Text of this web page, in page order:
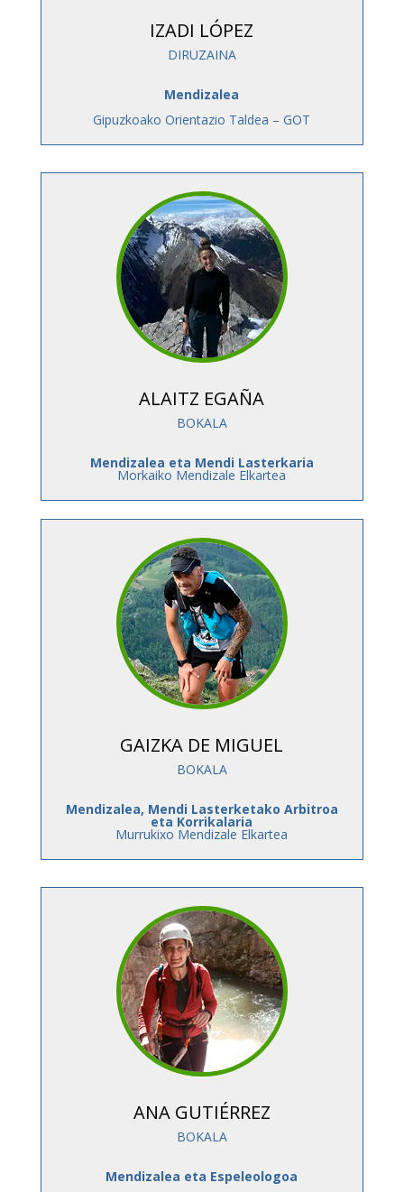
IZADI LÓPEZ
DIRUZAINA
Mendizalea
Gipuzkoako Orientazio Taldea – GOT
ALAITZ EGAÑA
BOKALA
Mendizalea eta Mendi Lasterkaria
Morkaiko Mendizale Elkartea
GAIZKA DE MIGUEL
BOKALA
Mendizalea, Mendi Lasterketako Arbitroa
eta Korrikalaria
Murrukixo Mendizale Elkartea
ANA GUTIÉRREZ
BOKALA
Mendizalea eta Espeleologoa